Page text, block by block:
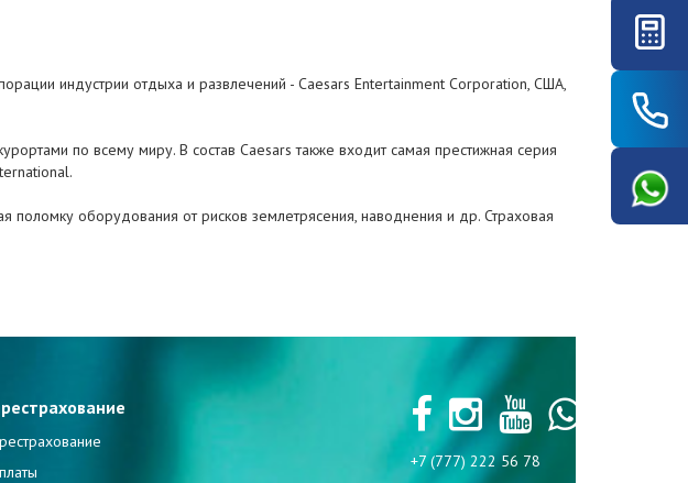
индустрии отдыха и развлечений - Caesars Entertainment Corporation, США,
по всему миру. В состав Caesars также входит самая престижная серия
оборудования от рисков землетрясения, наводнения и др. Страховая
+7 (777) 222 56 78